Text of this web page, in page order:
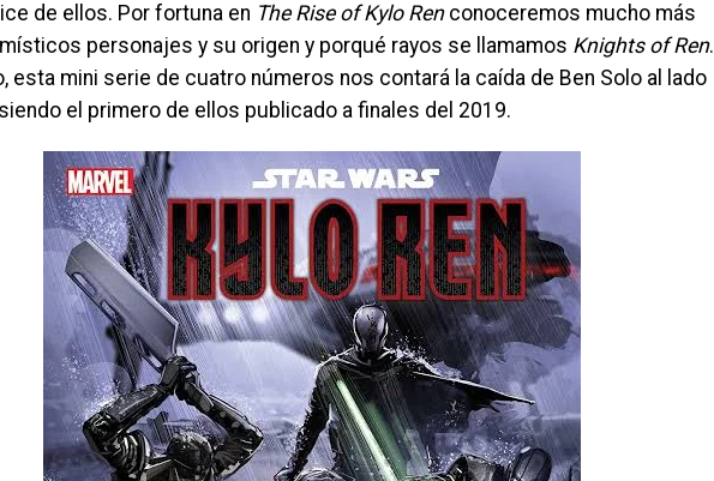
de ellos. Por fortuna en The Rise of Kylo Renconoceremos mucho más
personajes y su origen y porqué rayos se llamamos Knights of Ren.
esta mini serie de cuatro números nos contará la caída de Ben Solo al lado
el primero de ellos publicado a finales del 2019.